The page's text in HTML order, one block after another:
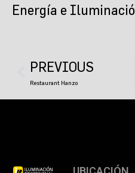
Energía e
Prev
PREVIOUS
Restaurant Hanzo